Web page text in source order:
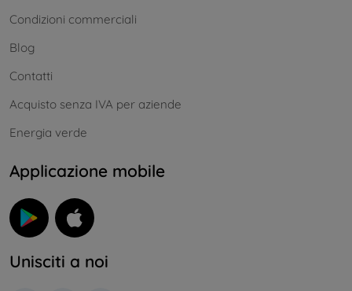
Condizioni commerciali
Blog
Contatti
Acquisto senza IVA per aziende
Energia verde
Applicazione mobile
Unisciti a noi